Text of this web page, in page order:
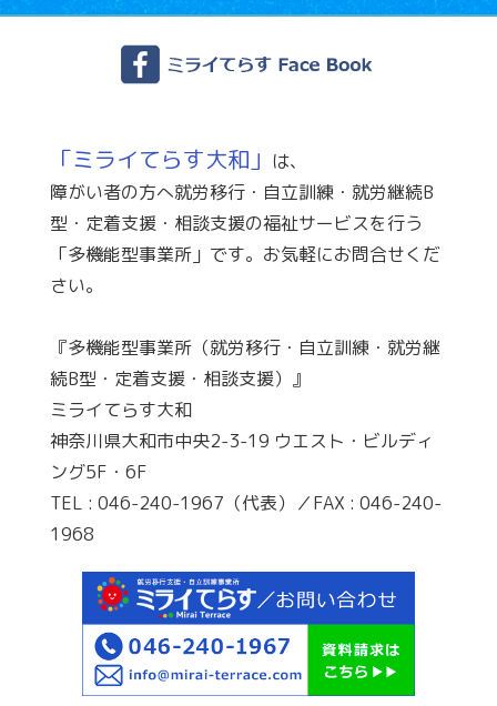
「ミライてらす大和」 は、
障がい者の方へ就労移行・自立訓練・就労継続B
型・定着支援・相談支援の福祉サービスを行う
「多機能型事業所」です。お気軽にお問合せくだ
さい。
『多機能型事業所（就労移行・自立訓練・就労継
続B型・定着支援・相談支援）』
ミライてらす大和
神奈川県大和市中央2-3-19 ウエスト・ビルディ
ング5F・6F
TEL : 046-240-1967（代表）／FAX : 046-240-
1968